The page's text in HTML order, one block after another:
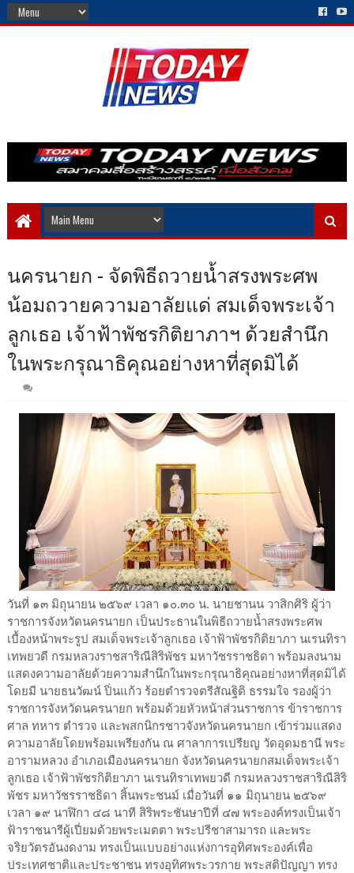
นครนายก - จัดพิธีถวายน้ำสรงพระศพ
น้อมถวายความอาลัยแด่ สมเด็จพระเจ้า
ลูกเธอ เจ้าฟ้าพัชรกิติยาภาฯ ด้วยสำนึก
ในพระกรุณาธิคุณอย่างหาที่สุดมิได้
วันที่ ๑๓ มิถุนายน ๒๕๖๙ เวลา ๑๐.๓๐ น. นายชานน วาสิกศิริ ผู้ว่า
ราชการจังหวัดนครนายก เป็นประธานในพิธีถวายน้ำสรงพระศพ
เบื้องหน้าพระรูป สมเด็จพระเจ้าลูกเธอ เจ้าฟ้าพัชรกิติยาภา นเรนทิรา
เทพยวดี กรมหลวงราชสาริณีสิริพัชร มหาวัชรราชธิดา พร้อมลงนาม
แสดงความอาลัยด้วยความสำนึกในพระกรุณาธิคุณอย่างหาที่สุดมิได้
โดยมี นายธนวัฒน์ ปิ่นแก้ว ร้อยตำรวจตรีสัณฐิติ ธรรมใจ รองผู้ว่า
ราชการจังหวัดนครนายก พร้อมด้วยหัวหน้าส่วนราชการ ข้าราชการ
ศาล ทหาร ตำรวจ และพสกนิกรชาวจังหวัดนครนายก เข้าร่วมแสดง
ความอาลัยโดยพร้อมเพรียงกัน ณ ศาลาการเปรียญ วัดอุดมธานี พระ
อารามหลวง อำเภอเมืองนครนายก จังหวัดนครนายกสมเด็จพระเจ้า
ลูกเธอ เจ้าฟ้าพัชรกิติยาภา นเรนทิราเทพยวดี กรมหลวงราชสาริณีสิริ
พัชร มหาวัชรราชธิดา สิ้นพระชนม์ เมื่อวันที่ ๑๑ มิถุนายน ๒๕๖๙
เวลา ๑๙ นาฬิกา ๔๘ นาที สิริพระชันษาปีที่ ๔๗ พระองค์ทรงเป็นเจ้า
ฟ้าราชนารีผู้เปี่ยมด้วยพระเมตตา พระปรีชาสามารถ และพระ
จริยวัตรอันงดงาม ทรงเป็นแบบอย่างแห่งการอุทิศพระองค์เพื่อ
ประเทศชาติและประชาชน ทรงอุทิศพระวรกาย พระสติปัญญา ทรง